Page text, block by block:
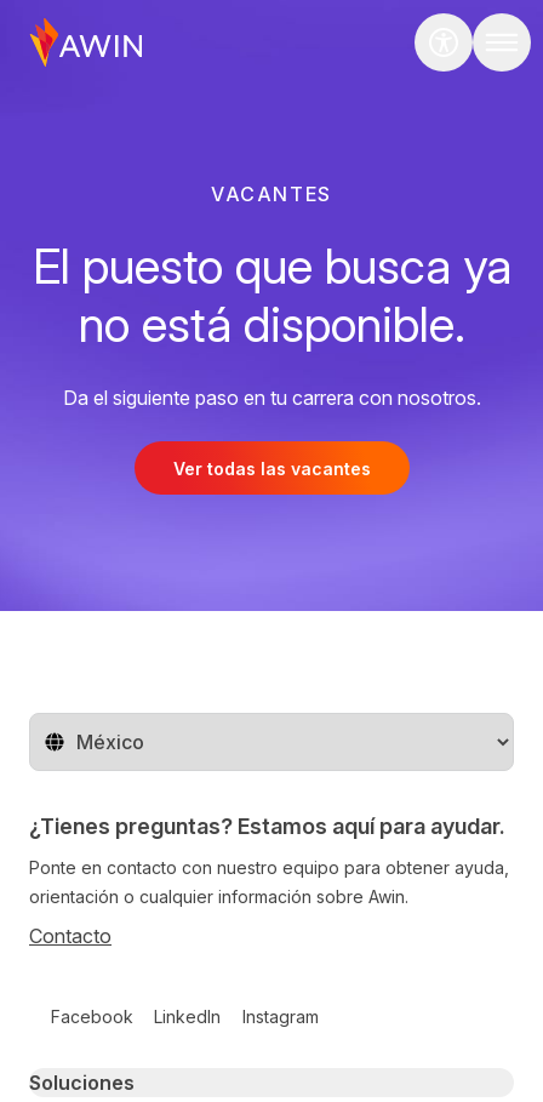
VACANTES
El puesto que busca ya
no está disponible.
Da el siguiente paso en tu carrera con nosotros.
Ver todas las vacantes
Cambiar de región
¿Tienes preguntas? Estamos aquí para ayudar.
Ponte en contacto con nuestro equipo para obtener ayuda,
orientación o cualquier información sobre Awin.
Contacto
Facebook LinkedIn Instagram
Primary footer navigation
Soluciones